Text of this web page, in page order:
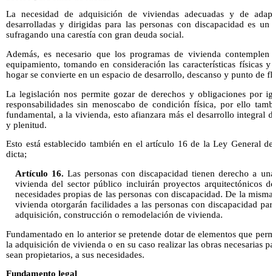
La necesidad de adquisición de viviendas adecuadas y de
desarrolladas y dirigidas para las personas con discapacidad es
sufragando una carestía con gran deuda social.
Además, es necesario que los programas de vivienda
equipamiento, tomando en consideración las características físicas
hogar se convierte en un espacio de desarrollo, descanso y punto de
La legislación nos permite gozar de derechos y obligaciones por
responsabilidades sin menoscabo de condición física, por ello
fundamental, a la vivienda, esto afianzara más el desarrollo
y plenitud.
Esto está establecido también en el artículo 16 de la Ley General
dicta;
Artículo 16. Las personas con discapacidad tienen derecho a
vivienda del sector público incluirán proyectos arquitectónicos
necesidades propias de las personas con discapacidad. De la
vivienda otorgarán facilidades a las personas con discapacidad
adquisición, construcción o remodelación de vivienda.
Fundamentado en lo anterior se pretende dotar de elementos que
la adquisición de vivienda o en su caso realizar las obras necesarias
sean propietarios, a sus necesidades.
Fundamento legal